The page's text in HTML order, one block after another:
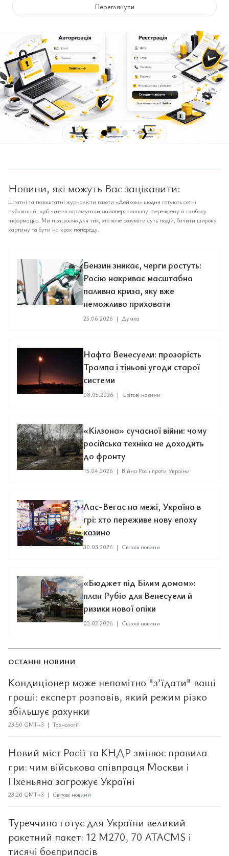
Переглянути
❮ ❯
Новини, які можуть Вас зацікавити:
Штатні та позаштатні журналісти газети «Дейком» щодня готують сотні
публікацій, щоб читачі отримували найоперативнішу, перевірену й глибоку
інформацію. Ми працюємо для тих, хто хоче розуміти суть подій, бачити широку
картину та бути на крок попереду.
Бензин зникає, черги ростуть:
Росію накриває масштабна
паливна криза, яку вже
неможливо приховати
25.06.2026 | Думка
Нафта Венесуели: прозорість
Трампа і тіньові угоди старої
системи
08.05.2026 | Світові новини
«Кілзона» сучасної війни: чому
російська техніка не доходить
до фронту
15.04.2026 | Війна Росії проти України
Лас-Вегас на межі, Україна в
грі: хто переживе нову епоху
казино
30.03.2026 | Світові новини
«Бюджет під Білим домом»:
план Рубіо для Венесуели й
ризики нової опіки
03.02.2026 | Світові новини
ОСТАННІ НОВИНИ
Кондиціонер може непомітно "з’їдати" ваші
гроші: експерт розповів, який режим різко
збільшує рахунки
23:50 GMT+3 | Технології
Новий міст Росії та КНДР змінює правила
гри: чим військова співпраця Москви і
Пхеньяна загрожує Україні
23:20 GMT+3 | Світові новини
Туреччина готує для України великий
ракетний пакет: 12 M270, 70 ATACMS і
тисячі боєприпасів